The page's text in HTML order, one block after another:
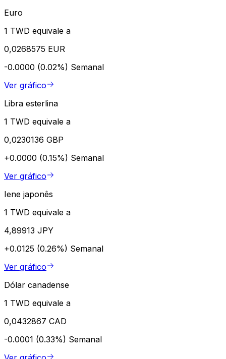
Euro
1 TWD equivale a
0,0268575 EUR
-0.0000 (0.02%) Semanal
Ver gráfico
Libra esterlina
1 TWD equivale a
0,0230136 GBP
+0.0000 (0.15%) Semanal
Ver gráfico
Iene japonês
1 TWD equivale a
4,89913 JPY
+0.0125 (0.26%) Semanal
Ver gráfico
Dólar canadense
1 TWD equivale a
0,0432867 CAD
-0.0001 (0.33%) Semanal